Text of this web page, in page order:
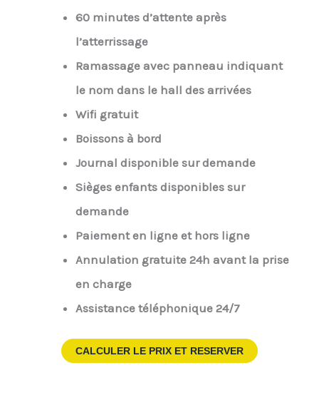
60 minutes d’attente après
l’atterrissage
Ramassage avec panneau indiquant
le nom dans le hall des arrivées
Wifi gratuit
Boissons à bord
Journal disponible sur demande
Sièges enfants disponibles sur
demande
Paiement en ligne et hors ligne
Annulation gratuite 24h avant la prise
en charge
Assistance téléphonique 24/7
CALCULER LE PRIX ET RESERVER